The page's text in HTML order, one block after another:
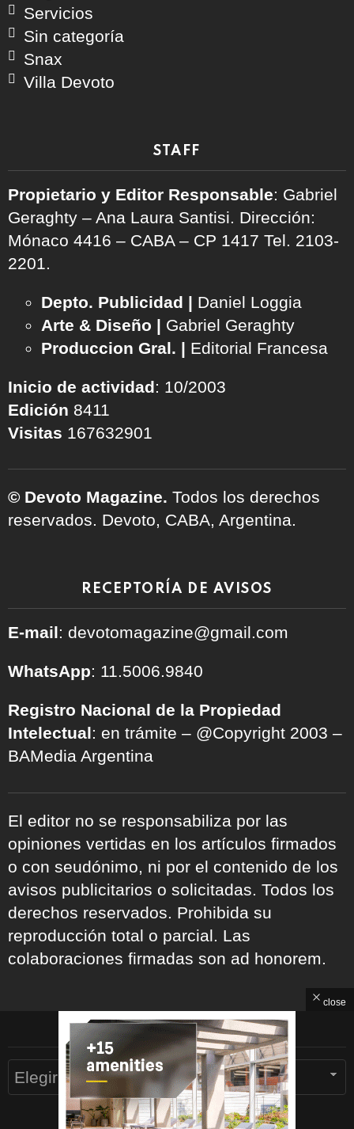
Servicios
Sin categoría
Snax
Villa Devoto
STAFF
Propietario y Editor Responsable: Gabriel
Geraghty – Ana Laura Santisi. Dirección:
Mónaco 4416 – CABA – CP 1417 Tel. 2103-
2201.
Depto. Publicidad | Daniel Loggia
Arte & Diseño | Gabriel Geraghty
Produccion Gral. | Editorial Francesa
Inicio de actividad: 10/2003
Edición 8411
Visitas 167632901
© Devoto Magazine. Todos los derechos
reservados. Devoto, CABA, Argentina.
RECEPTORÍA DE AVISOS
E-mail: devotomagazine@gmail.com
WhatsApp: 11.5006.9840
Registro Nacional de la Propiedad
Intelectual: en trámite – @Copyright 2003 –
BAMedia Argentina
El editor no se responsabiliza por las
opiniones vertidas en los artículos firmados
o con seudónimo, ni por el contenido de los
avisos publicitarios o solicitadas. Todos los
derechos reservados. Prohibida su
reproducción total o parcial. Las
colaboraciones firmadas son ad honorem.
ARCHIVOS
Archivos
close